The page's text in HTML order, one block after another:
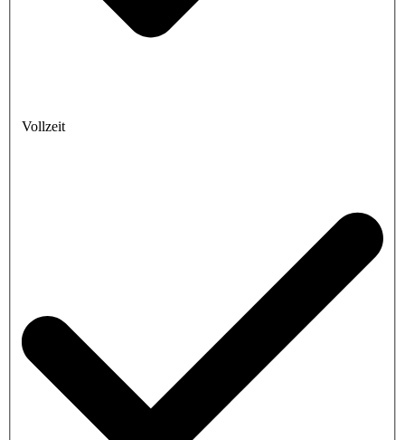
Vollzeit